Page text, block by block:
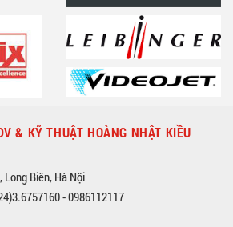
& KỸ THUẬT HOÀNG NHẬT KIỀU
Long Biên, Hà Nội
- 0986112117